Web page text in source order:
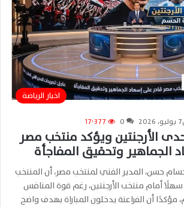
اخبار الرياضة
0 17٬377
الأرجنتين ويؤكد منتخب مصر
الجماهير وتحقيق المفاجأة
حسن، المدير الفني لمنتخب مصر، أن المنتخب
أمام منتخب الأرجنتين، رغم قوة المنافس
مؤكدًا أن الفراعنة يدخلون المباراة بهدف واضح